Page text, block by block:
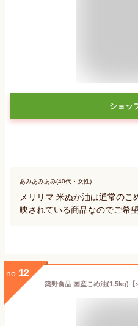
ショッ
あみあみあみ(40代・女性)
メリリマ 米ぬか油は通常のこ
映されている商品なのでご希
no. 12